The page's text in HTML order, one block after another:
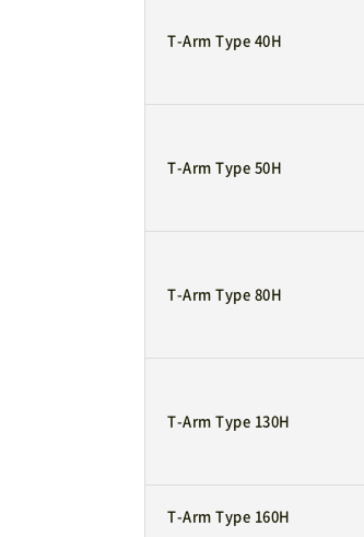
T-Arm Type 40H
T-Arm Type 50H
T-Arm Type 80H
T-Arm Type 130H
T-Arm Type 160H